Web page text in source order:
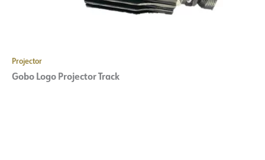
Projector
Gobo Logo Projector Track